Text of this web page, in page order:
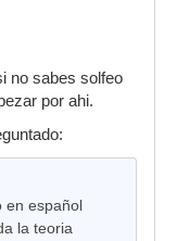
no sabes solfeo
por ahi.
en español
la teoria